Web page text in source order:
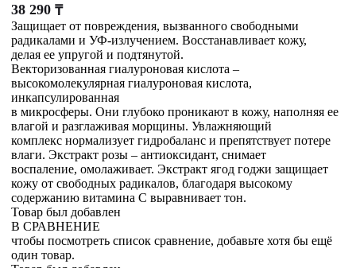
38 290 ₸
Защищает от повреждения, вызванного свободными
радикалами и УФ-излучением. Восстанавливает кожу,
делая ее упругой и подтянутой.
Векторизованная гиалуроновая кислота –
высокомолекулярная гиалуроновая кислота,
инкапсулированная
в микросферы. Они глубоко проникают в кожу, наполняя ее
влагой и разглаживая морщины. Увлажняющий
комплекс нормализует гидробаланс и препятствует потере
влаги. Экстракт розы – антиоксидант, снимает
воспаление, омолаживает. Экстракт ягод годжи защищает
кожу от свободных радикалов, благодаря высокому
содержанию витамина С выравнивает тон.
Товар был добавлен
В СРАВНЕНИЕ
чтобы посмотреть список сравнение, добавьте хотя бы ещё
один товар.